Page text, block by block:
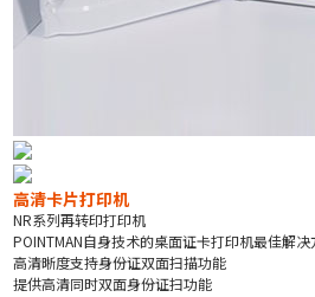
高清卡片打印机
NR系列再转印打印机
POINTMAN自身技术的桌面证卡打印机最佳解
高清晰度支持身份证双面扫描功能
提供高清同时双面身份证扫功能